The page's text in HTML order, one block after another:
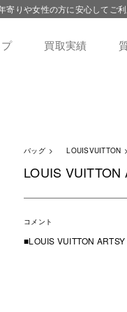
寄りや女性の方に安心してご
プ 買取実績
バッグ LOUISVUITTON
LOUIS VUITTON
コメント
■LOUIS VUITTON